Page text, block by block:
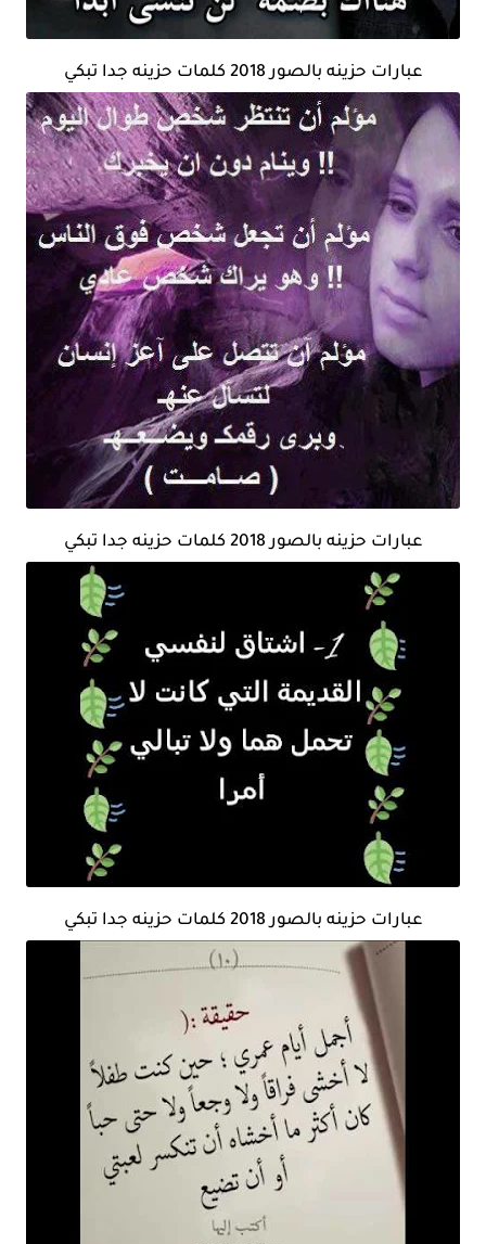
عبارات حزينه بالصور 2018 كلمات حزينه جدا تبكي
عبارات حزينه بالصور 2018 كلمات حزينه جدا تبكي
عبارات حزينه بالصور 2018 كلمات حزينه جدا تبكي